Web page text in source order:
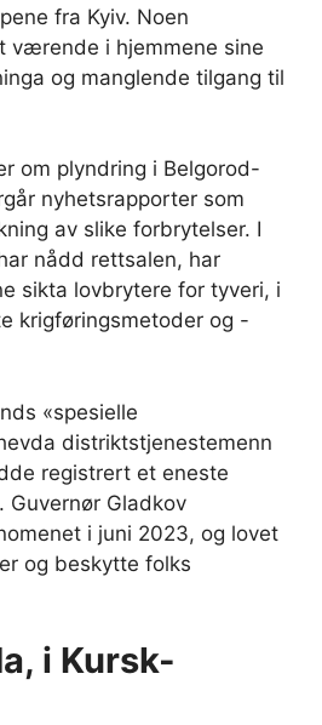
fra Kyiv. Noen
værende i hjemmene sine
og manglende tilgang til
om plyndring i Belgorod-
nyhetsrapporter som
av slike forbrytelser. I
nådd rettsalen, har
sikta lovbrytere for tyveri, i
krigføringsmetoder og -
«spesielle
distriktstjenestemenn
registrert et eneste
Guvernør Gladkov
i juni 2023, og lovet
og beskytte folks
i Kursk-